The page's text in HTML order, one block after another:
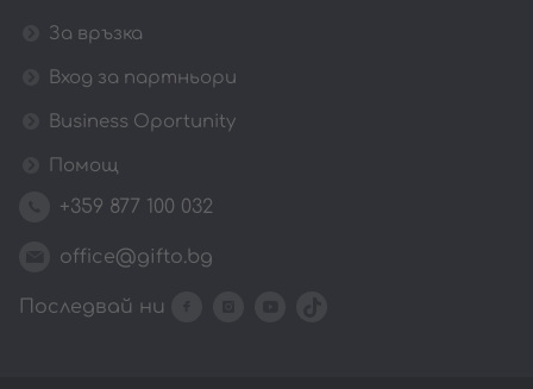
За връзка
Вход за партньори
Business Oportunity
Помощ
+359 877 100 032
office@gifto.bg
Последвай ни